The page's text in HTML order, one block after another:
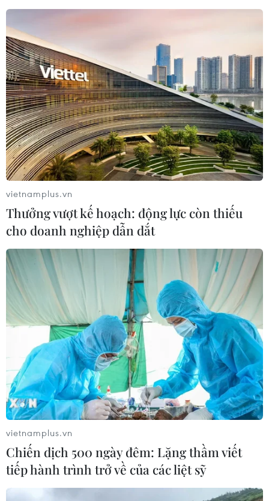
Các nhân chứng cho biết trong số người thiệt mạng có
cả trẻ em và phụ nữ.
vietnamplus.vn
Thưởng vượt kế hoạch: động lực còn thiếu
cho doanh nghiệp dẫn dắt
vietnamplus.vn
Chiến dịch 500 ngày đêm: Lặng thầm viết
tiếp hành trình trở về của các liệt sỹ